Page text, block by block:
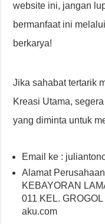
website ini, jangan
bermanfaat ini
berkarya!
Jika sahabat tertarik
Kreasi Utama,
yang diminta untuk
Email ke :
Alamat
KEBAYORAN
011 KEL.
aku.com